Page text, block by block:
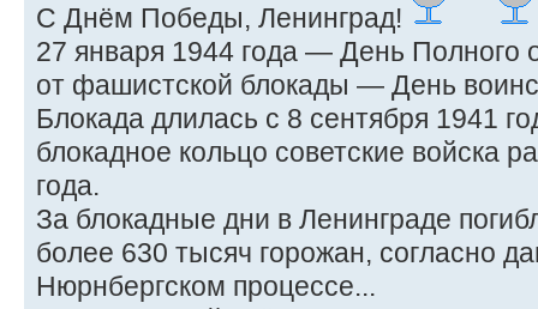
С Днём Победы, Ленинград!
27 января 1944 года — День Полного
от фашистской блокады — День
Блокада длилась с 8 сентября 1941
блокадное кольцо советские войска
года.
За блокадные дни в Ленинграде
более 630 тысяч горожан, согласно
Нюрнбергском процессе...